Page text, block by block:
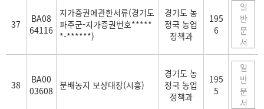
37
BA08
64116
지가증권에관한서류(경기도
파주군-지가증권번호*****
*-******)
경기도 농
정국 농업
정책과
195
6
일
반
문
서
38
BA00
03608 분배농지 보상대장(시흥)
경기도 농
정국 농업
정책과
195
5
일
반
문
서